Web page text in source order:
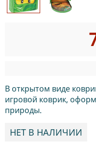
В открытом виде
игровой коврик,
природы.
НЕТ В НАЛИЧИИ